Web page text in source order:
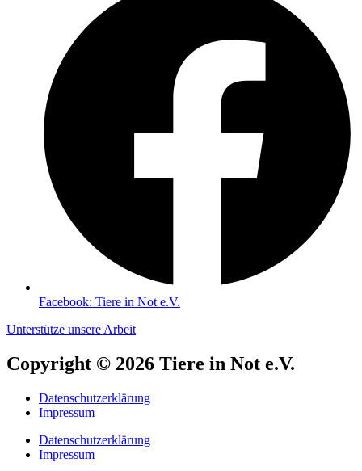
Facebook: Tiere in Not e.V.
Unterstütze unsere Arbeit
Copyright © 2026 Tiere in Not e.V.
Datenschutzerklärung
Impressum
Datenschutzerklärung
Impressum